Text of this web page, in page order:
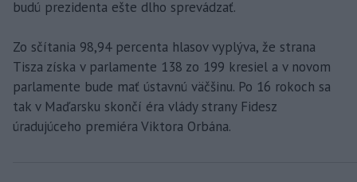
budú prezidenta ešte dlho sprevádzať.
Zo sčítania 98,94 percenta hlasov vyplýva, že strana
Tisza získa v parlamente 138 zo 199 kresiel a v novom
parlamente bude mať ústavnú väčšinu. Po 16 rokoch sa
tak v Maďarsku skončí éra vlády strany Fidesz
úradujúceho premiéra Viktora Orbána.